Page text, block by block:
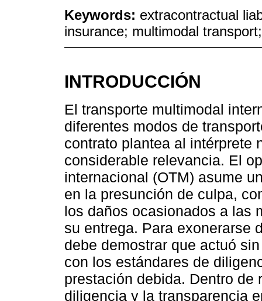
Keywords: extracontractual
insurance; multimodal
INTRODUCCIÓN
El transporte multimodal
diferentes modos de
contrato plantea al intérprete
considerable relevancia. El
internacional (OTM) asume
en la presunción de culpa,
los daños ocasionados a las
su entrega. Para exonerarse
debe demostrar que actuó
con los estándares de
prestación debida. Dentro de
diligencia y la transparencia